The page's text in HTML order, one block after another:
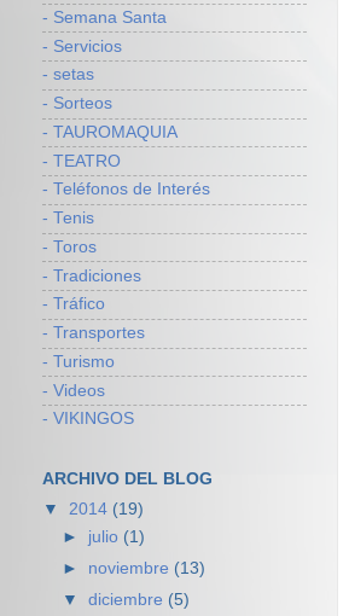
- Semana Santa
- Servicios
- setas
- Sorteos
- TAUROMAQUIA
- TEATRO
- Teléfonos de Interés
- Tenis
- Toros
- Tradiciones
- Tráfico
- Transportes
- Turismo
- Videos
- VIKINGOS
ARCHIVO DEL BLOG
▼ 2014 (19)
► julio (1)
► noviembre (13)
▼diciembre (5)